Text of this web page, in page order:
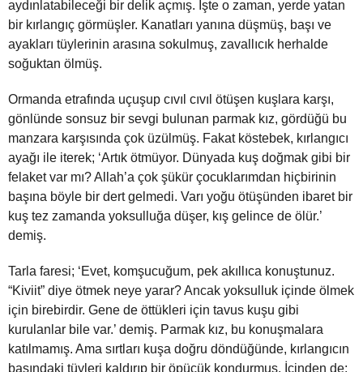
aydınlatabileceği bir delik açmış. İşte o zaman, yerde yatan
bir kırlangıç görmüşler. Kanatları yanına düşmüş, başı ve
ayakları tüylerinin arasına sokulmuş, zavallıcık herhalde
soğuktan ölmüş.
Ormanda etrafında uçuşup cıvıl cıvıl ötüşen kuşlara karşı,
gönlünde sonsuz bir sevgi bulunan parmak kız, gördüğü bu
manzara karşısında çok üzülmüş. Fakat köstebek, kırlangıcı
ayağı ile iterek; ‘Artık ötmüyor. Dünyada kuş doğmak gibi bir
felaket var mı? Allah’a çok şükür çocuklarımdan hiçbirinin
başına böyle bir dert gelmedi. Varı yoğu ötüşünden ibaret bir
kuş tez zamanda yoksulluğa düşer, kış gelince de ölür.’
demiş.
Tarla faresi; ‘Evet, komşucuğum, pek akıllıca konuştunuz.
“Kiviit” diye ötmek neye yarar? Ancak yoksulluk içinde ölmek
için birebirdir. Gene de öttükleri için tavus kuşu gibi
kurulanlar bile var.’ demiş. Parmak kız, bu konuşmalara
katılmamış. Ama sırtları kuşa doğru döndüğünde, kırlangıcın
başındaki tüyleri kaldırıp bir öpücük kondurmuş. İçinden de;